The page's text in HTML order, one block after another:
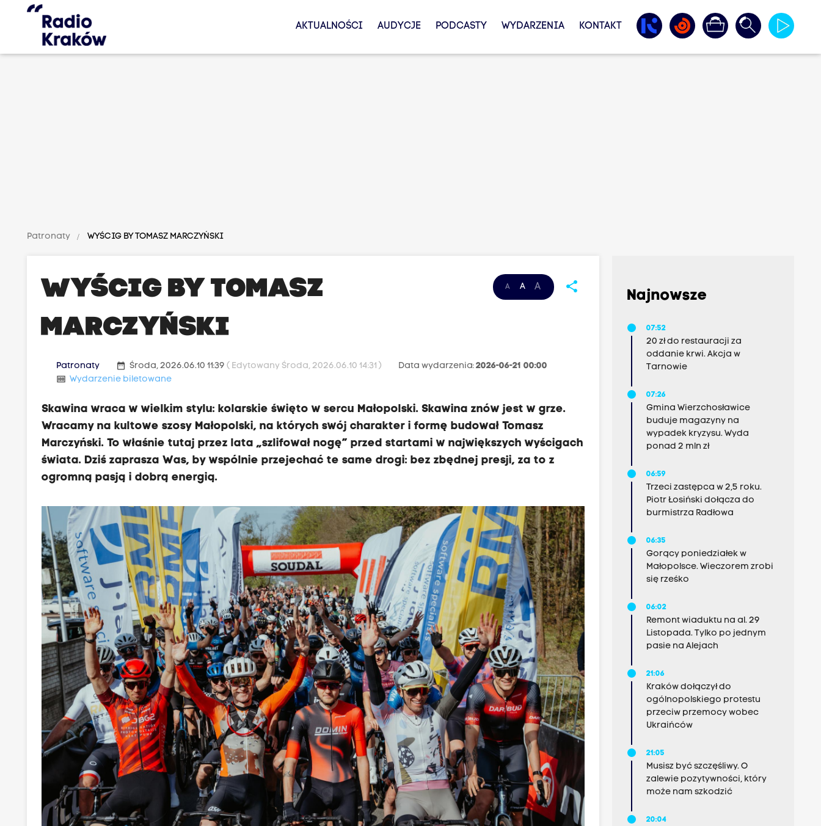
AKTUALNOŚCI AUDYCJE PODCASTY WYDARZENIA KONTAKT
Patronaty WYŚCIG BY TOMASZ MARCZYŃSKI
A A A share
WYŚCIG BY TOMASZ
MARCZYŃSKI
Patronaty date_range Środa, 2026.06.10 11:39( Edytowany Środa, 2026.06.10 14:31 ) Data wydarzenia:2026-06-21 00:00
money Wydarzenie biletowane
Skawina wraca w wielkim stylu: kolarskie święto w sercu Małopolski. Skawina znów jest w grze.
Wracamy na kultowe szosy Małopolski, na których swój charakter i formę budował Tomasz
Marczyński. To właśnie tutaj przez lata „szlifował nogę” przed startami w największych wyścigach
świata. Dziś zaprasza Was, by wspólnie przejechać te same drogi: bez zbędnej presji, za to z
ogromną pasją i dobrą energią.
Najnowsze
07:52
20 zł do restauracji za
oddanie krwi. Akcja w
Tarnowie
07:26
Gmina Wierzchosławice
buduje magazyny na
wypadek kryzysu. Wyda
ponad 2 mln zł
06:59
Trzeci zastępca w 2,5 roku.
Piotr Łosiński dołącza do
burmistrza Radłowa
06:35
Gorący poniedziałek w
Małopolsce. Wieczorem zrobi
się rześko
06:02
Remont wiaduktu na al. 29
Listopada. Tylko po jednym
pasie na Alejach
21:06
Kraków dołączył do
ogólnopolskiego protestu
przeciw przemocy wobec
Ukraińców
21:05
Musisz być szczęśliwy. O
zalewie pozytywności, który
może nam szkodzić
20:04